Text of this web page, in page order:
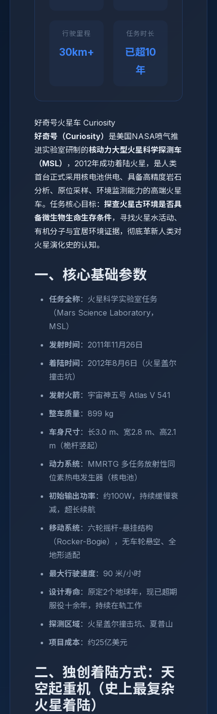
行驶里程
30km+
任务时长
已超10
年
好奇号火星车 Curiosity
好奇号（Curiosity） 是美国NASA喷气推
进实验室研制的核动力大型火星科学探测车
（MSL） ，2012年成功着陆火星，是人类
首台正式采用核电池供电、具备高精度岩石
分析、原位采样、环境监测能力的高端火星
车。任务核心目标： 探查火星古环境是否具
备微生物生命生存条件，寻找火星水活动、
有机分子与宜居环境证据，彻底革新人类对
火星演化史的认知。
一、核心基础参数
任务全称：火星科学实验室任务
（Mars Science Laboratory，
MSL）
发射时间 ：2011年11月26日
着陆时间 ：2012年8月6日（火星盖尔
撞击坑）
发射火箭：宇宙神五号 Atlas V 541
整车质量：899 kg
车身尺寸：长3.0 m、宽2.8 m、高2.1
m（桅杆竖起）
动力系统：MMRTG 多任务放射性同
位素热电发生器（核电池）
初始输出功率：约100W，持续缓慢衰
减，超长续航
移动系统：六轮摇杆-悬挂结构
（Rocker-Bogie），无车轮悬空、全
地形适配
最大行驶速度：90 米/小时
设计寿命：原定2个地球年，现已超期
服役十余年，持续在轨工作
探测区域：火星盖尔撞击坑、夏普山
项目成本：约25亿美元
二、独创着陆方式：天
空起重机（史上最复杂
火星着陆）